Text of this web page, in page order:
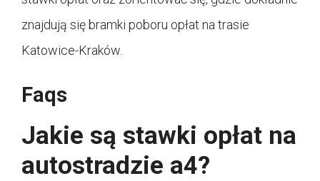
znajdują się bramki poboru opłat na trasie
Katowice-Kraków.
Faqs
Jakie są stawki opłat na
autostradzie a4?